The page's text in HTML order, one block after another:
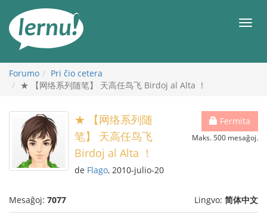
enhavo
Forumo
Pri ĉio cetera
★ 【网络系列随笔】 天高任鸟飞 Birdoj al Alta ！
Fermita
Maks. 500 mesaĝoj.
★ 【网络系列随
笔】 天高任鸟飞
Birdoj al Alta ！
de Flago, 2010-julio-20
Mesaĝoj: 7077 Lingvo: 简体中文